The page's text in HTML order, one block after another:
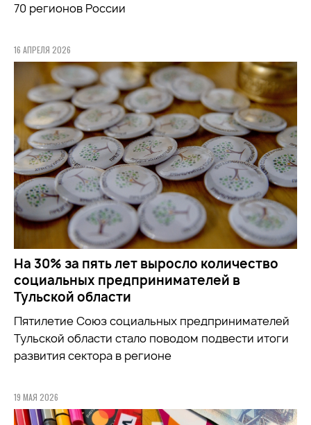
70 регионов России
16 АПРЕЛЯ 2026
На 30% за пять лет выросло количество
социальных предпринимателей в
Тульской области
Пятилетие Союз социальных предпринимателей
Тульской области стало поводом подвести итоги
развития сектора в регионе
19 МАЯ 2026